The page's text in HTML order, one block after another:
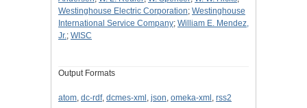
Westinghouse Electric Corporation; Westinghouse
International Service Company; William E. Mendez,
Jr.; WISC
Output Formats
atom, dc-rdf, dcmes-xml , json, omeka-xml , rss2